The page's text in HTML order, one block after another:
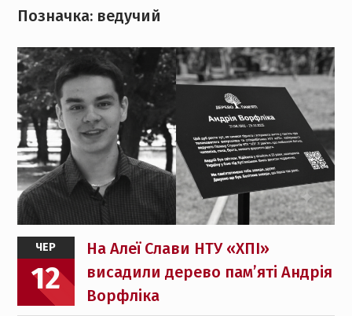
Позначка: ведучий
ЧЕР
12
На Алеї Слави НТУ «ХПІ»
висадили дерево пам’яті Андрія
Ворфліка